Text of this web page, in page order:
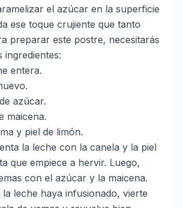
el azúcar en la superficie
ese toque crujiente que tanto
preparar este postre, necesitarás
ingredientes:
entera.
azúcar.
maicena.
y piel de limón.
la leche con la canela y la piel
que empiece a hervir. Luego,
con el azúcar y la maicena.
leche haya infusionado, vierte